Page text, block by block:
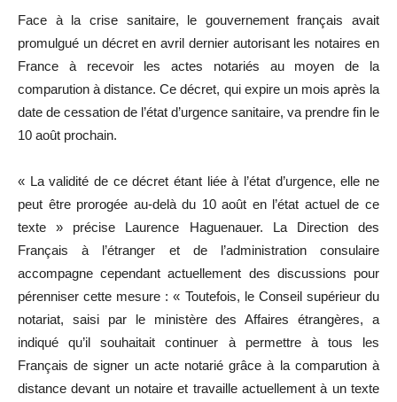
Face à la crise sanitaire, le gouvernement français avait
promulgué un décret en avril dernier autorisant les notaires en
France à recevoir les actes notariés au moyen de la
comparution à distance. Ce décret, qui expire un mois après la
date de cessation de l’état d’urgence sanitaire, va prendre fin le
10 août prochain.
« La validité de ce décret étant liée à l’état d’urgence, elle ne
peut être prorogée au-delà du 10 août en l’état actuel de ce
texte » précise Laurence Haguenauer. La Direction des
Français à l’étranger et de l’administration consulaire
accompagne cependant actuellement des discussions pour
pérenniser cette mesure : « Toutefois, le Conseil supérieur du
notariat, saisi par le ministère des Affaires étrangères, a
indiqué qu’il souhaitait continuer à permettre à tous les
Français de signer un acte notarié grâce à la comparution à
distance devant un notaire et travaille actuellement à un texte